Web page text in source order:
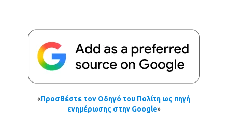
«Προσθέστε τον Οδηγό του Πολίτη ως πηγή
ενημέρωσης στην Google»